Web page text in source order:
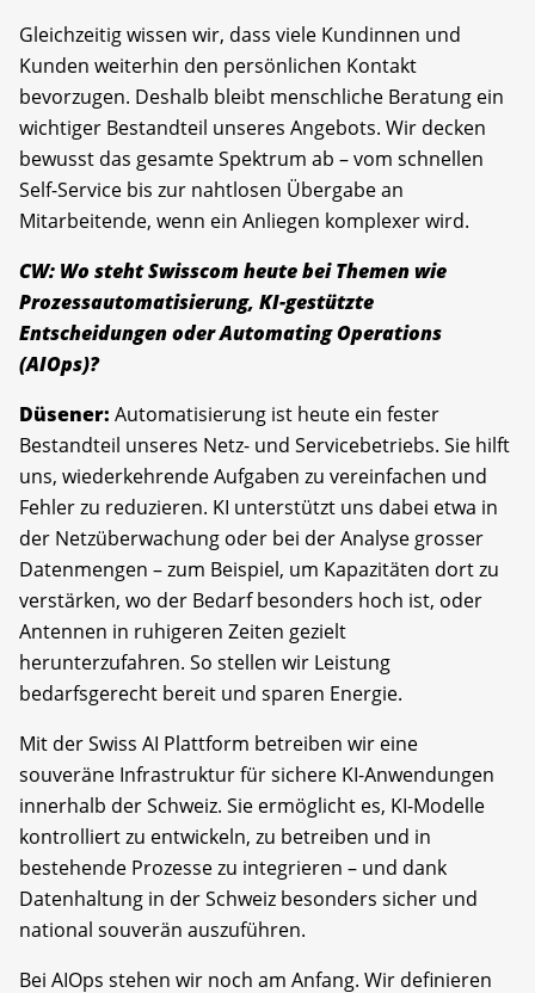
Gleichzeitig wissen wir, dass viele Kundinnen und
Kunden weiterhin den persönlichen Kontakt
bevorzugen. Deshalb bleibt menschliche Beratung ein
wichtiger Bestandteil unseres Angebots. Wir decken
bewusst das gesamte Spektrum ab – vom schnellen
Self-Service bis zur nahtlosen Übergabe an
Mitarbeitende, wenn ein Anliegen komplexer wird.
CW: Wo steht Swisscom heute bei Themen wie
Prozessautomatisierung, KI-gestützte
Entscheidungen oder Automating Operations
(AIOps)?
Düsener: Automatisierung ist heute ein fester
Bestandteil unseres Netz- und Servicebetriebs. Sie hilft
uns, wiederkehrende Aufgaben zu vereinfachen und
Fehler zu reduzieren. KI unterstützt uns dabei etwa in
der Netzüberwachung oder bei der Analyse grosser
Datenmengen – zum Beispiel, um Kapazitäten dort zu
verstärken, wo der Bedarf besonders hoch ist, oder
Antennen in ruhigeren Zeiten gezielt
herunterzufahren. So stellen wir Leistung
bedarfsgerecht bereit und sparen Energie.
Mit der Swiss AI Plattform betreiben wir eine
souveräne Infrastruktur für sichere KI-Anwendungen
innerhalb der Schweiz. Sie ermöglicht es, KI-Modelle
kontrolliert zu entwickeln, zu betreiben und in
bestehende Prozesse zu integrieren – und dank
Datenhaltung in der Schweiz besonders sicher und
national souverän auszuführen.
Bei AIOps stehen wir noch am Anfang. Wir definieren